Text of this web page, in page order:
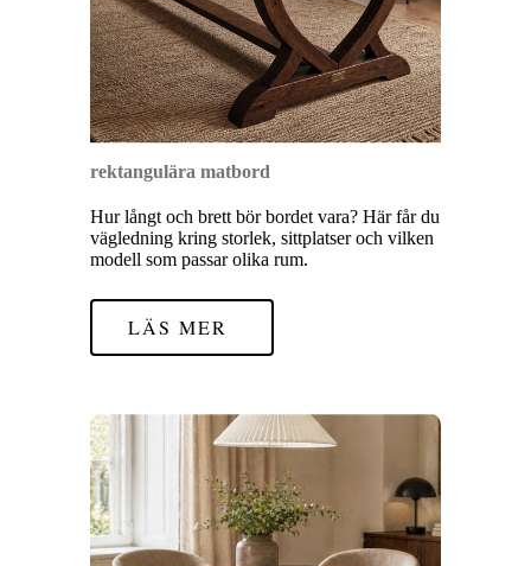
rektangulära matbord
Hur långt och brett bör bordet vara? Här får du
vägledning kring storlek, sittplatser och vilken
modell som passar olika rum.
LÄS MER